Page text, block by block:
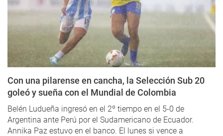
Con una pilarense en cancha, la Selección Sub 20
goleó y sueña con el Mundial de Colombia
Belén Ludueña ingresó en el 2º tiempo en el 5-0 de
Argentina ante Perú por el Sudamericano de Ecuador.
Annika Paz estuvo en el banco. El lunes si vence a